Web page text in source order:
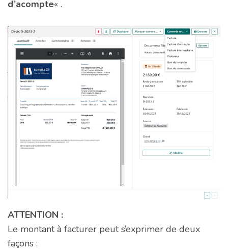
d’acompte« .
ATTENTION :
Le montant à facturer peut s’exprimer de deux
façons :